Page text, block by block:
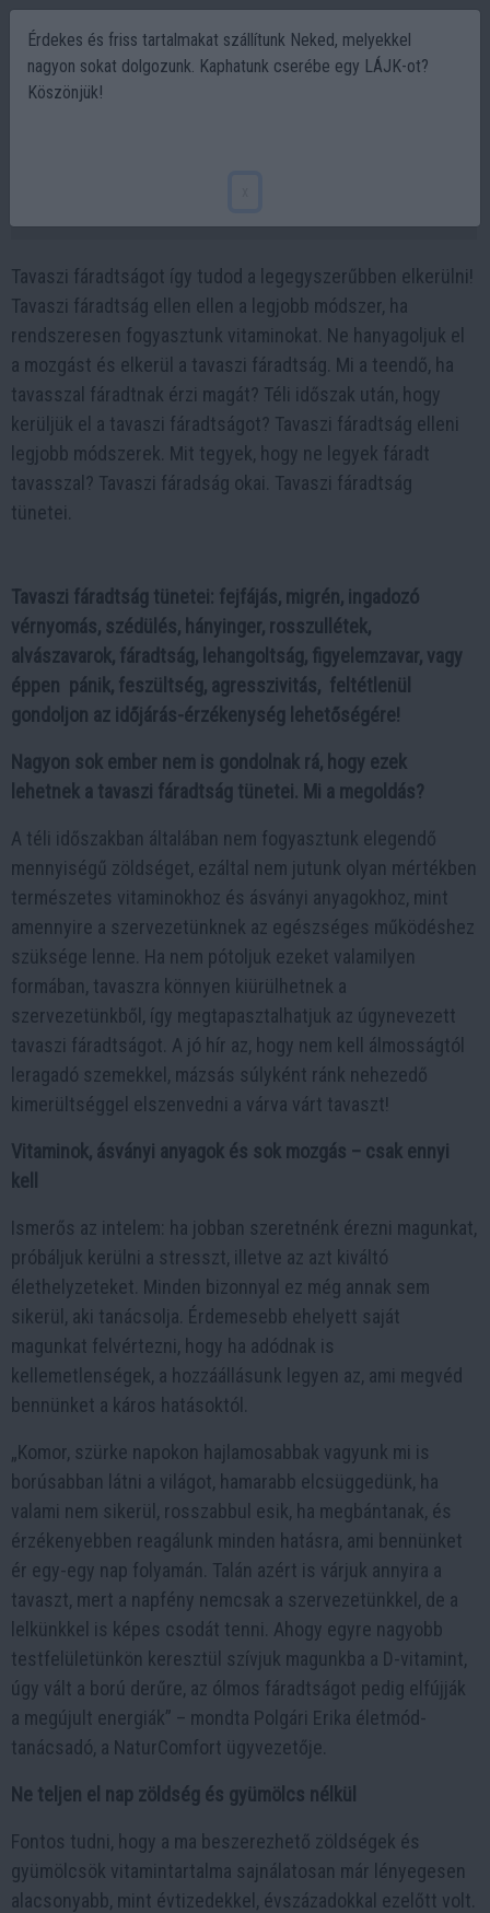
Tavaszi fáradtságot így tudod a legegyszerűbben elkerülni!
Tavaszi fáradtság ellen ellen a legjobb módszer, ha
rendszeresen fogyasztunk vitaminokat. Ne hanyagoljuk el
a mozgást és elkerül a tavaszi fáradtság. Mi a teendő, ha
tavasszal fáradtnak érzi magát? Téli időszak után, hogy
kerüljük el a tavaszi fáradtságot? Tavaszi fáradtság elleni
legjobb módszerek. Mit tegyek, hogy ne legyek fáradt
tavasszal? Tavaszi fáradság okai. Tavaszi fáradtság
tünetei.
Tavaszi fáradtság tünetei: fejfájás, migrén, ingadozó
vérnyomás, szédülés, hányinger, rosszullétek,
alvászavarok, fáradtság, lehangoltság, figyelemzavar, vagy
éppen pánik, feszültség, agresszivitás, feltétlenül
gondoljon az időjárás-érzékenység lehetőségére!
Nagyon sok ember nem is gondolnak rá, hogy ezek
lehetnek a tavaszi fáradtság tünetei. Mi a megoldás?
A téli időszakban általában nem fogyasztunk elegendő
mennyiségű zöldséget, ezáltal nem jutunk olyan mértékben
természetes vitaminokhoz és ásványi anyagokhoz, mint
amennyire a szervezetünknek az egészséges működéshez
szüksége lenne. Ha nem pótoljuk ezeket valamilyen
formában, tavaszra könnyen kiürülhetnek a
szervezetünkből, így megtapasztalhatjuk az úgynevezett
tavaszi fáradtságot. A jó hír az, hogy nem kell álmosságtól
leragadó szemekkel, mázsás súlyként ránk nehezedő
kimerültséggel elszenvedni a várva várt tavaszt!
Vitaminok, ásványi anyagok és sok mozgás – csak ennyi
kell
Ismerős az intelem: ha jobban szeretnénk érezni magunkat,
próbáljuk kerülni a stresszt, illetve az azt kiváltó
élethelyzeteket. Minden bizonnyal ez még annak sem
sikerül, aki tanácsolja. Érdemesebb ehelyett saját
magunkat felvértezni, hogy ha adódnak is
kellemetlenségek, a hozzáállásunk legyen az, ami megvéd
bennünket a káros hatásoktól.
„Komor, szürke napokon hajlamosabbak vagyunk mi is
borúsabban látni a világot, hamarabb elcsüggedünk, ha
valami nem sikerül, rosszabbul esik, ha megbántanak, és
érzékenyebben reagálunk minden hatásra, ami bennünket
ér egy-egy nap folyamán. Talán azért is várjuk annyira a
tavaszt, mert a napfény nemcsak a szervezetünkkel, de a
lelkünkkel is képes csodát tenni. Ahogy egyre nagyobb
testfelületünkön keresztül szívjuk magunkba a D-vitamint,
úgy vált a ború derűre, az ólmos fáradtságot pedig elfújják
a megújult energiák” – mondta Polgári Erika életmód-
tanácsadó, a NaturComfort ügyvezetője.
Ne teljen el nap zöldség és gyümölcs nélkül
Fontos tudni, hogy a ma beszerezhető zöldségek és
gyümölcsök vitamintartalma sajnálatosan már lényegesen
alacsonyabb, mint évtizedekkel, évszázadokkal ezelőtt volt.
Érdekes és friss tartalmakat szállítunk Neked, melyekkel
nagyon sokat dolgozunk. Kaphatunk cserébe egy LÁJK-ot?
Köszönjük!